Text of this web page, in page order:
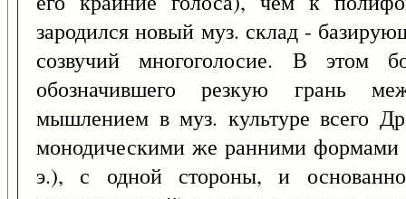
зародился новый муз. склад -
созвучий многоголосие. В этом
обозначившего резкую грань
мышлением в муз. культуре всего
монодическими же ранними формами
э.), с одной стороны, и